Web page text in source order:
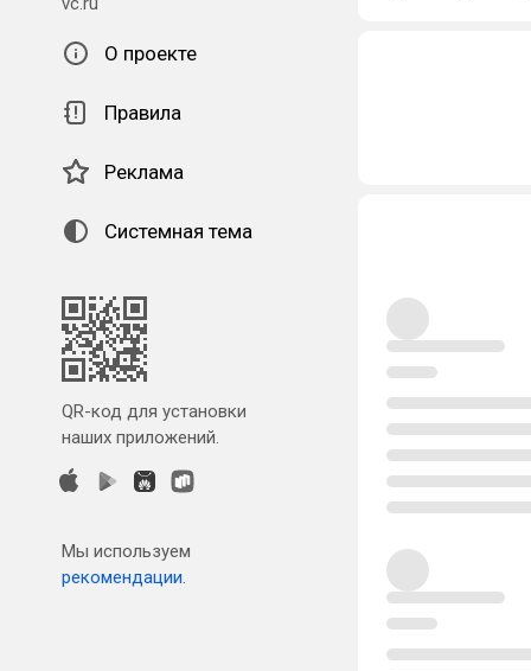
О проекте
Правила
Реклама
Системная тема
QR-код для установки
наших приложений.
Мы используем
рекомендации.